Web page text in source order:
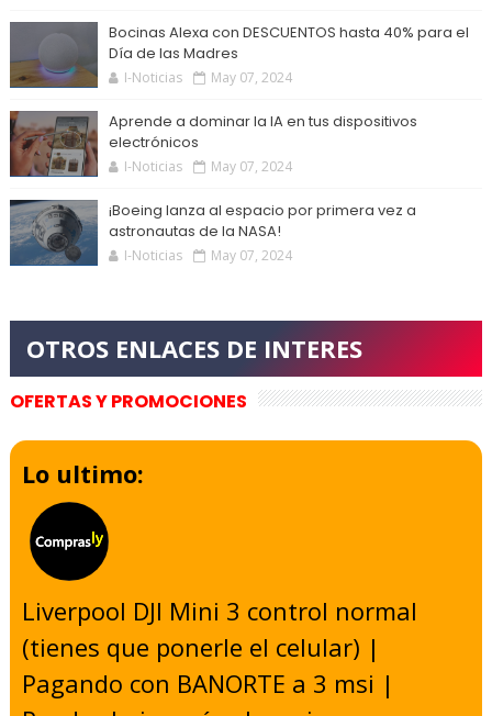
Bocinas Alexa con DESCUENTOS hasta 40% para el
Día de las Madres
I-Noticias May 07, 2024
Aprende a dominar la IA en tus dispositivos
electrónicos
I-Noticias May 07, 2024
¡Boeing lanza al espacio por primera vez a
astronautas de la NASA!
I-Noticias May 07, 2024
OFERTAS Y PROMOCIONES
Lo ultimo:
Liverpool DJI Mini 3 control normal
(tienes que ponerle el celular) |
Pagando con BANORTE a 3 msi |